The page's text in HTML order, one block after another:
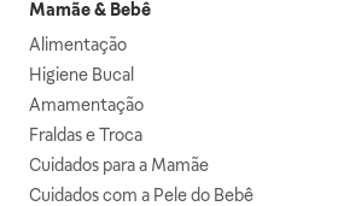
Mamãe & Bebê
Alimentação
Higiene Bucal
Amamentação
Fraldas e Troca
Cuidados para a Mamãe
Cuidados com a Pele do Bebê